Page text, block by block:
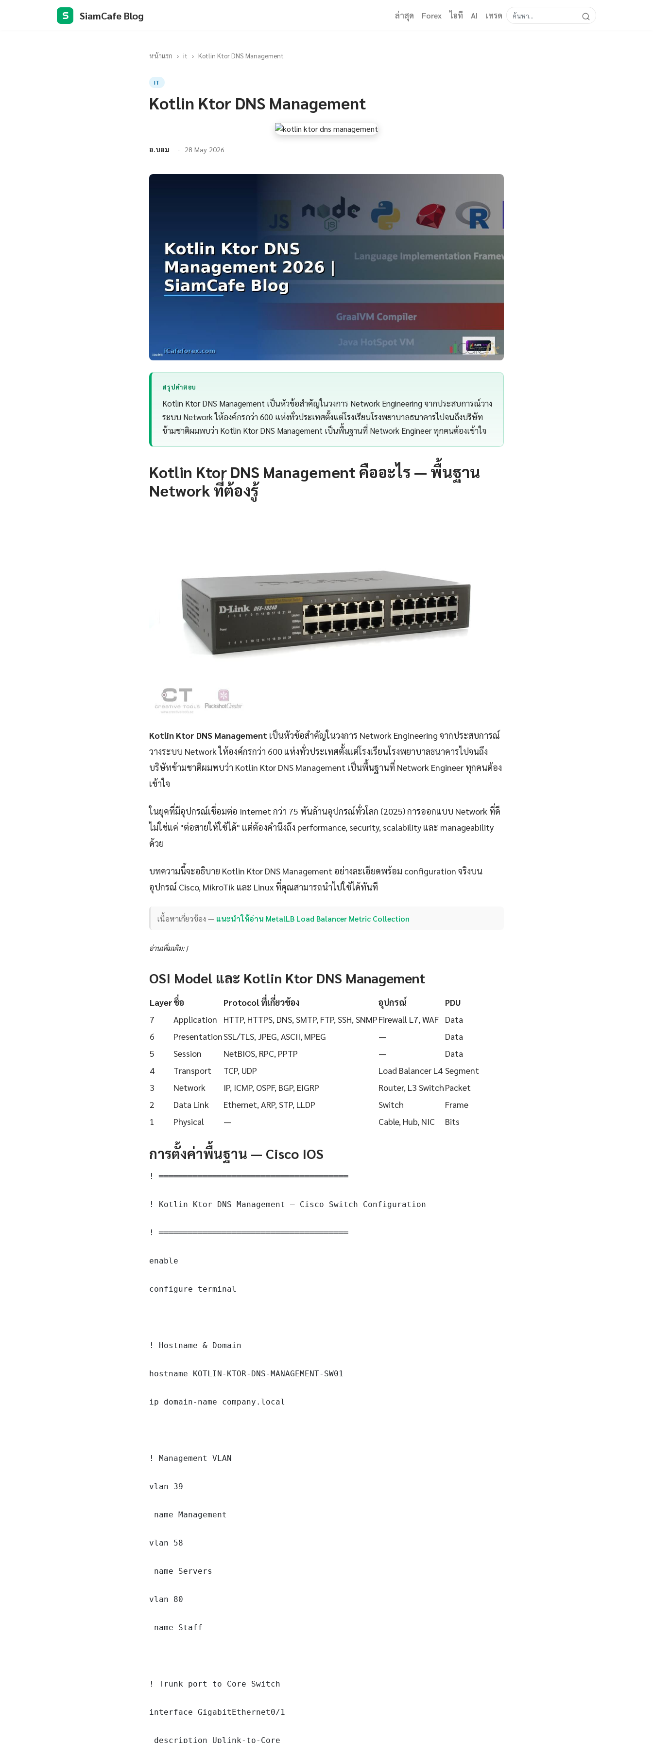
S SiamCafe Blog ล่าสุด Forex ไอที AI เทรด
หน้าแรก › it › Kotlin Ktor DNS Management
IT
Kotlin Ktor DNS Management
อ.บอม 28 May 2026
สรุปคำตอบ
Kotlin Ktor DNS Management เป็นหัวข้อสำคัญในวงการ Network Engineering จากประสบการณ์วาง
ระบบ Network ให้องค์กรกว่า 600 แห่งทั่วประเทศตั้งแต่โรงเรียนโรงพยาบาลธนาคารไปจนถึงบริษัท
ข้ามชาติผมพบว่า Kotlin Ktor DNS Management เป็นพื้นฐานที่ Network Engineer ทุกคนต้องเข้าใจ
Kotlin Ktor DNS Management คืออะไร — พื้นฐาน
Network ที่ต้องรู้
Kotlin Ktor DNS Management เป็นหัวข้อสำคัญในวงการ Network Engineering จากประสบการณ์
วางระบบ Network ให้องค์กรกว่า 600 แห่งทั่วประเทศตั้งแต่โรงเรียนโรงพยาบาลธนาคารไปจนถึง
บริษัทข้ามชาติผมพบว่า Kotlin Ktor DNS Management เป็นพื้นฐานที่ Network Engineer ทุกคนต้อง
เข้าใจ
ในยุคที่มีอุปกรณ์เชื่อมต่อ Internet กว่า 75 พันล้านอุปกรณ์ทั่วโลก (2025) การออกแบบ Network ที่ดี
ไม่ใช่แค่ "ต่อสายให้ใช้ได้" แต่ต้องคำนึงถึง performance, security, scalability และ manageability
ด้วย
บทความนี้จะอธิบาย Kotlin Ktor DNS Management อย่างละเอียดพร้อม configuration จริงบน
อุปกรณ์ Cisco, MikroTik และ Linux ที่คุณสามารถนำไปใช้ได้ทันที
เนื้อหาเกี่ยวข้อง — แนะนำให้อ่าน MetalLB Load Balancer Metric Collection
อ่านเพิ่มเติม: |
OSI Model และ Kotlin Ktor DNS Management
Layerชื่อ Protocol ที่เกี่ยวข้อง อุปกรณ์
PDU
7
Application HTTP, HTTPS, DNS, SMTP, FTP, SSH, SNMPFirewall L7, WAF
Data
6
PresentationSSL/TLS, JPEG, ASCII, MPEG —
Data
5
Session NetBIOS, RPC, PPTP —
Data
4
Transport TCP, UDP Load Balancer L4 Segment
3
Network IP, ICMP, OSPF, BGP, EIGRP Router, L3 SwitchPacket
2
Data Link Ethernet, ARP, STP, LLDP Switch
Frame
1
Physical — Cable, Hub, NIC Bits
การตั้งค่าพื้นฐาน — Cisco IOS
! ═══════════════════════════════════════
! Kotlin Ktor DNS Management — Cisco Switch Configuration
! ═══════════════════════════════════════
enable
configure terminal
! Hostname & Domain
hostname KOTLIN-KTOR-DNS-MANAGEMENT-SW01
ip domain-name company.local
! Management VLAN
vlan 39
name Management
vlan 58
name Servers
vlan 80
name Staff
! Trunk port to Core Switch
interface GigabitEthernet0/1
description Uplink-to-Core